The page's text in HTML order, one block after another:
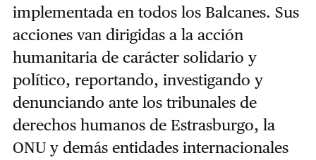
implementada en todos los Balcanes. Sus
acciones van dirigidas a la acción
humanitaria de carácter solidario y
político, reportando, investigando y
denunciando ante los tribunales de
derechos humanos de Estrasburgo, la
ONU y demás entidades internacionales